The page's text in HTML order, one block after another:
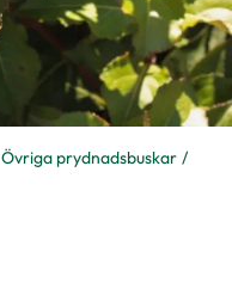
Övriga prydnadsbuskar